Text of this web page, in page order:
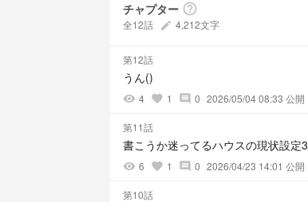
チャプター help_outline
全12話 create 4,212文字
第12話
うん()
visibility 4 favorite 1 comment 0 2026/05/04 08:33 公開
第11話
書こうか迷ってるハウスの現状設定3
visibility 6 favorite 1 comment 0 2026/04/23 14:01 公開
第10話